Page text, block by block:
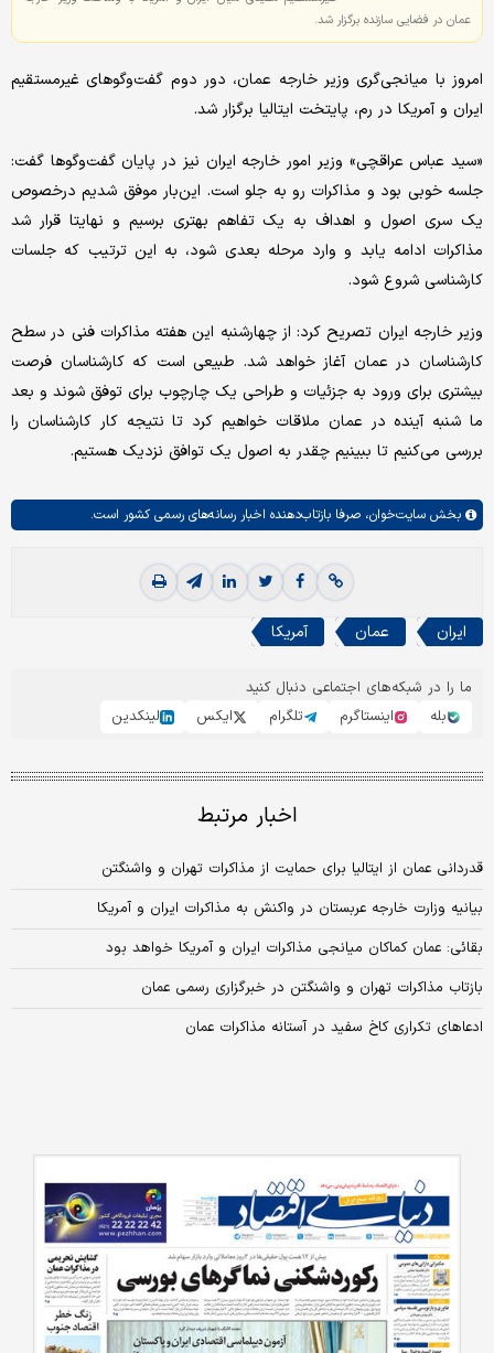
عمان در فضایی سازنده برگزار شد.
امروز با میانجی‌گری وزیر خارجه عمان، دور دوم گفت‌وگوهای غیرمستقیم
ایران و آمریکا در رم، پایتخت ایتالیا برگزار شد.
«سید عباس عراقچی» وزیر امور خارجه ایران نیز در پایان گفت‌وگوها گفت:
جلسه خوبی بود و مذاکرات رو به جلو است. این‌بار موفق شدیم درخصوص
یک سری اصول و اهداف به یک تفاهم بهتری برسیم و نهایتا قرار شد
مذاکرات ادامه یابد و وارد مرحله بعدی شود، به این ترتیب که جلسات
کارشناسی شروع شود.
وزیر خارجه ایران تصریح کرد: از چهارشنبه این هفته مذاکرات فنی در سطح
کارشناسان در عمان آغاز خواهد شد. طبیعی است که کارشناسان فرصت
بیشتری برای ورود به جزئیات و طراحی یک چارچوب برای توفق شوند و بعد
ما شنبه آینده در عمان ملاقات خواهیم کرد تا نتیجه کار کارشناسان را
بررسی می‌کنیم تا ببینیم چقدر به اصول یک توافق نزدیک هستیم.
بخش سایت‌خوان، صرفا بازتاب‌دهنده اخبار رسانه‌های رسمی کشور است.
ایران عمان آمریکا
ما را در شبکه‌های اجتماعی دنبال کنید
بله
اینستاگرم تلگرام ایکس لینکدین
اخبار مرتبط
قدردانی عمان از ایتالیا برای حمایت از مذاکرات تهران و واشنگتن
بیانیه وزارت خارجه عربستان در واکنش به مذاکرات ایران و آمریکا
بقائی: عمان کماکان میانجی مذاکرات ایران و آمریکا خواهد بود
بازتاب مذاکرات تهران و واشنگتن در خبرگزاری رسمی عمان
ادعاهای تکراری کاخ سفید در آستانه مذاکرات عمان